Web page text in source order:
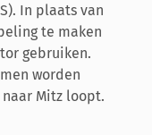
In plaats van
te maken
gebruiken.
worden
Mitz loopt.